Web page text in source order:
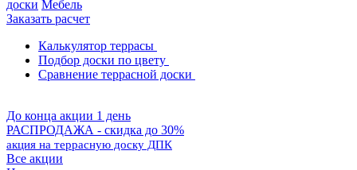
доски Мебель
Заказать расчет
Калькулятор террасы
Подбор доски по цвету
Сравнение террасной доски
До конца акции 1 день
РАСПРОДАЖА - скидка до 30%
акция на террасную доску ДПК
Все акции